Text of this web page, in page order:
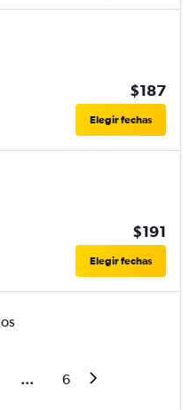
$187
Elegir fechas
$191
Elegir fechas
... 6